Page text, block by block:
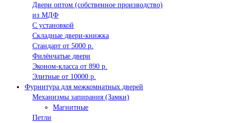
Двери оптом (собственное производство)
из МДФ
С установкой
Складные двери-книжка
Стандарт от 5000 р.
Филёнчатые двери
Эконом-класса от 890 р.
Элитные от 10000 р.
Фурнитура для межкомнатных дверей
Механизмы запирания (Замки)
Магнитные
Петли